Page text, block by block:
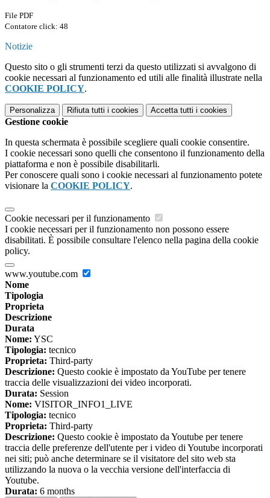
File PDF
Contatore click: 48
Notizie
Questo sito o gli strumenti terzi da questo utilizzati si avvalgono di
cookie necessari al funzionamento ed utili alle finalità illustrate nella
COOKIE POLICY.
Personalizza Rifiuta tutti i cookies Accetta tutti i cookies
Gestione cookie
In questa schermata è possibile scegliere quali cookie consentire.
I cookie necessari sono quelli che consentono il funzionamento della
piattaforma e non è possibile disabilitarli.
Per conoscere quali sono i cookie necessari al funzionamento potete
visionare la COOKIE POLICY.
Cookie necessari per il funzionamento
I cookie necessari per il funzionamento non possono essere
disabilitati. È possibile consultare l'elenco nella pagina della cookie
policy.
www.youtube.com
Nome
Tipologia
Proprieta
Descrizione
Durata
Nome: YSC
Tipologia: tecnico
Proprieta: Third-party
Descrizione: Questo cookie è impostato da YouTube per tenere
traccia delle visualizzazioni dei video incorporati.
Durata: Session
Nome: VISITOR_INFO1_LIVE
Tipologia: tecnico
Proprieta: Third-party
Descrizione: Questo cookie è impostato da Youtube per tenere
traccia delle preferenze dell'utente per i video di Youtube incorporati
nei siti; può anche determinare se il visitatore del sito web sta
utilizzando la nuova o la vecchia versione dell'interfaccia di
Youtube.
Durata: 6 months